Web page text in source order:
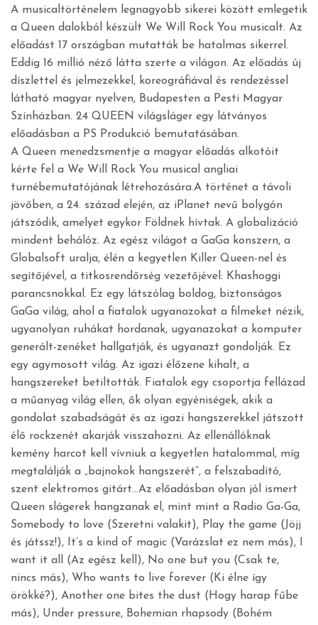
A musicaltörténelem legnagyobb sikerei között emlegetik
a Queen dalokból készült We Will Rock You musicalt. Az
előadást 17 országban mutatták be hatalmas sikerrel.
Eddig 16 millió néző látta szerte a világon. Az előadás új
díszlettel és jelmezekkel, koreográfiával és rendezéssel
látható magyar nyelven, Budapesten a Pesti Magyar
Színházban. 24 QUEEN világsláger egy látványos
előadásban a PS Produkció bemutatásában.
A Queen menedzsmentje a magyar előadás alkotóit
kérte fel a We Will Rock You musical angliai
turnébemutatójának létrehozására.A történet a távoli
jövőben, a 24. század elején, az iPlanet nevű bolygón
játszódik, amelyet egykor Földnek hívtak. A globalizáció
mindent behálóz. Az egész világot a GaGa konszern, a
Globalsoft uralja, élén a kegyetlen Killer Queen-nel és
segítőjével, a titkosrendőrség vezetőjével: Khashoggi
parancsnokkal. Ez egy látszólag boldog, biztonságos
GaGa világ, ahol a fiatalok ugyanazokat a filmeket nézik,
ugyanolyan ruhákat hordanak, ugyanazokat a komputer
generált-zenéket hallgatják, és ugyanazt gondolják. Ez
egy agymosott világ. Az igazi élőzene kihalt, a
hangszereket betiltották. Fiatalok egy csoportja fellázad
a műanyag világ ellen, ők olyan egyéniségek, akik a
gondolat szabadságát és az igazi hangszerekkel játszott
élő rockzenét akarják visszahozni. Az ellenállóknak
kemény harcot kell vívniuk a kegyetlen hatalommal, míg
megtalálják a „bajnokok hangszerét”, a felszabadító,
szent elektromos gitárt…Az előadásban olyan jól ismert
Queen slágerek hangzanak el, mint mint a Radio Ga-Ga,
Somebody to love (Szeretni valakit), Play the game (Jöjj
és játssz!), It’s a kind of magic (Varázslat ez nem más), I
want it all (Az egész kell), No one but you (Csak te,
nincs más), Who wants to live forever (Ki élne így
örökké?), Another one bites the dust (Hogy harap fűbe
más), Under pressure, Bohemian rhapsody (Bohém